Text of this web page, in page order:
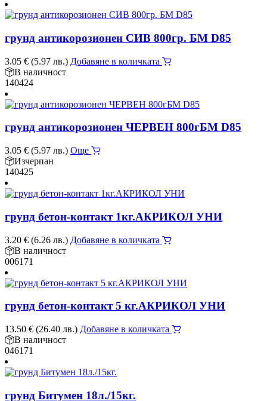
грунд антикорозионен СИВ 800гр. БМ D85
3.05 € (5.97 лв.) Добавяне в количката
В наличност
140424
грунд антикорозионен ЧЕРВЕН 800гБМ D85
3.05 € (5.97 лв.) Още
Изчерпан
140425
грунд бетон-контакт 1кг.АКРИКОЛ УНИ
3.20 € (6.26 лв.) Добавяне в количката
В наличност
006171
грунд бетон-контакт 5 кг.АКРИКОЛ УНИ
13.50 € (26.40 лв.) Добавяне в количката
В наличност
046171
грунд Битумен 18л./15кг.